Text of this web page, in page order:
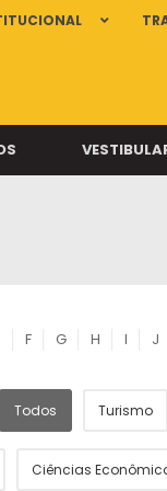
F G H I J
Todos Turismo
Ciências